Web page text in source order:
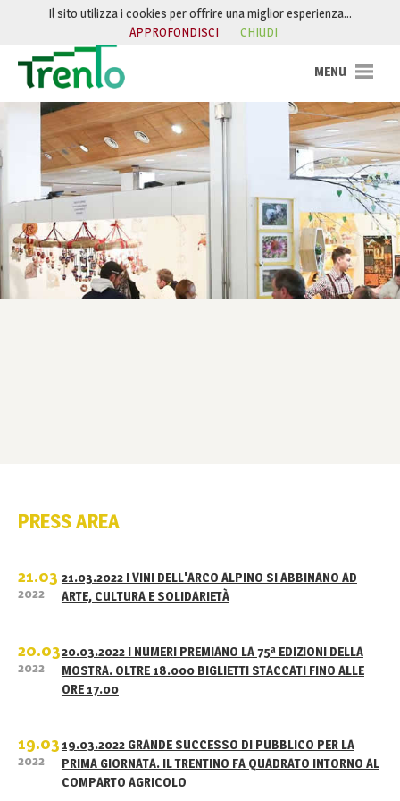
Salta al contenuto
PRESS AREA
21.03
2022
21.03.2022 I VINI DELL'ARCO ALPINO SI ABBINANO AD
ARTE, CULTURA E SOLIDARIETÀ
20.03
2022
20.03.2022 I NUMERI PREMIANO LA 75ª EDIZIONI DELLA
MOSTRA. OLTRE 18.000 BIGLIETTI STACCATI FINO ALLE
ORE 17.00
19.03
2022
19.03.2022 GRANDE SUCCESSO DI PUBBLICO PER LA
PRIMA GIORNATA. IL TRENTINO FA QUADRATO INTORNO AL
COMPARTO AGRICOLO
Il sito utilizza i cookies per offrire una miglior esperienza…
APPROFONDISCI
CHIUDI